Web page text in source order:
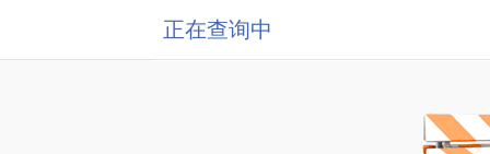
正在查询中